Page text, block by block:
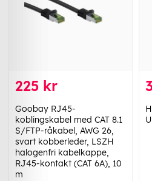
225 kr
Goobay RJ45-
koblingskabel med CAT 8.1
S/FTP-råkabel, AWG 26,
svart kobberleder, LSZH
halogenfri kabelkappe,
RJ45-kontakt (CAT 6A), 10
m